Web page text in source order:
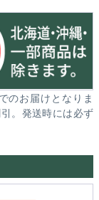
のお届けとなりま
。発送時には必ず